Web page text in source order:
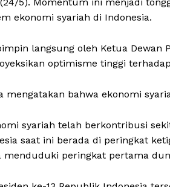
ekonomi syariah di Indonesia.
langsung oleh Ketua Dewan
optimisme tinggi
mengatakan bahwa ekonomi
syariah telah berkontribusi
saat ini berada di peringkat
menduduki peringkat pertama